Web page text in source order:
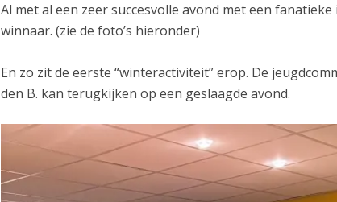
Al met al een zeer succesvolle avond met een
winnaar. (zie de foto’s hieronder)
En zo zit de eerste “winteractiviteit” erop. De
den B. kan terugkijken op een geslaagde avond.